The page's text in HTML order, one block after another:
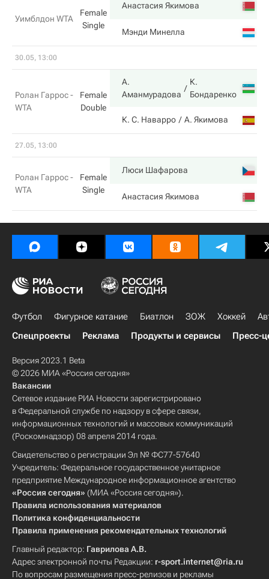
Уимблдон WTA
Female
Single
Анастасия Якимова
Мэнди Минелла
30.05, 13:00
Ролан Гаррос -
WTA
Female
Double
А.
Аманмурадова
К.
Бондаренко
К. С. Наварро А. Якимова
27.05, 13:00
Ролан Гаррос -
WTA
Female
Single
Люси Шафарова
Анастасия Якимова
Футбол Фигурное катание Биатлон ЗОЖ Хоккей
Спецпроекты
Реклама Продукты и сервисы Пресс-
Версия 2023.1 Beta
© 2026 МИА «Россия сегодня»
Вакансии
Сетевое издание РИА Новости зарегистрировано
в Федеральной службе по надзору в сфере связи,
информационных технологий и массовых коммуникаций
(Роскомнадзор) 08 апреля 2014 года.
Свидетельство о регистрации Эл № ФС77-57640
Учредитель: Федеральное государственное унитарное
предприятие Международное информационное агентство
«Россия сегодня» (МИА «Россия сегодня»).
Правила использования материалов
Политика конфиденциальности
Правила применения рекомендательных технологий
Главный редактор: Гаврилова А.В.
Адрес электронной почты Редакции: r-sport.internet@ria.ru
По вопросам размещения пресс-релизов и рекламы